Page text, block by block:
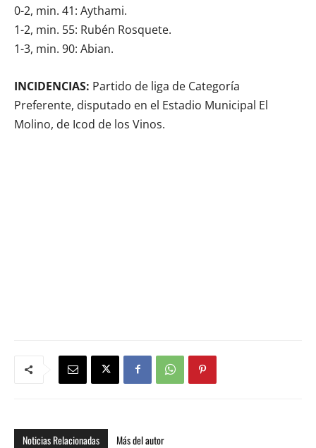
0-2, min. 41: Aythami.
1-2, min. 55: Rubén Rosquete.
1-3, min. 90: Abian.
INCIDENCIAS: Partido de liga de Categoría
Preferente, disputado en el Estadio Municipal El
Molino, de Icod de los Vinos.
Noticias Relacionadas Más del autor